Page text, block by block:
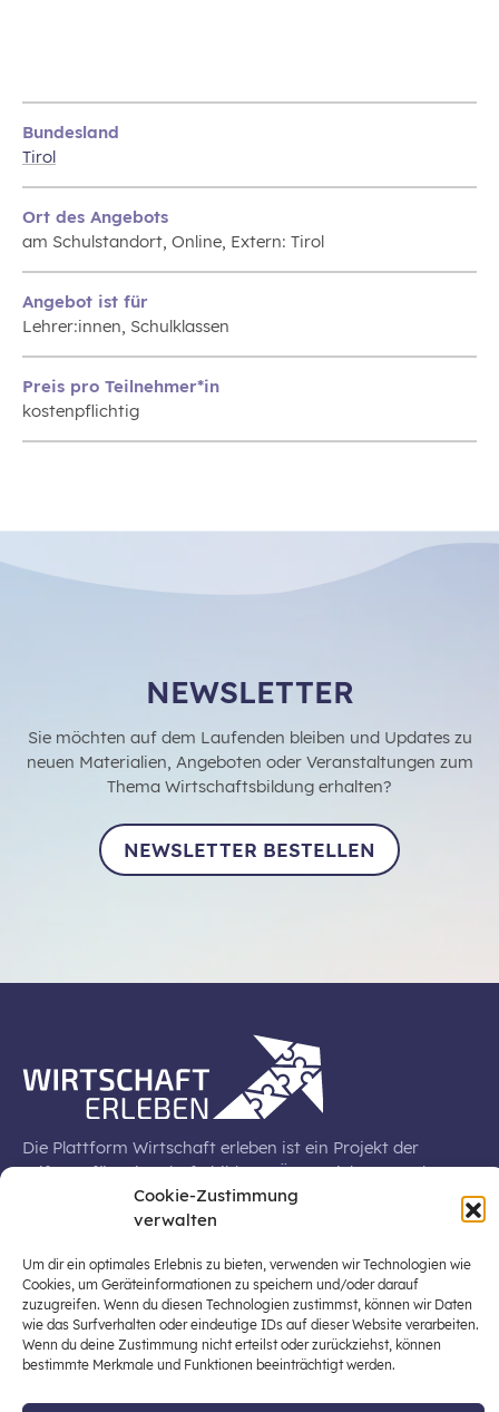
Cookie-Zustimmung
verwalten
Um dir ein optimales Erlebnis zu bieten, verwenden wir Technologien wie
Cookies, um Geräteinformationen zu speichern und/oder darauf
zuzugreifen. Wenn du diesen Technologien zustimmst, können wir Daten
wie das Surfverhalten oder eindeutige IDs auf dieser Website verarbeiten.
Wenn du deine Zustimmung nicht erteilst oder zurückziehst, können
bestimmte Merkmale und Funktionen beeinträchtigt werden.
Bundesland
Tirol
Ort des Angebots
am Schulstandort, Online, Extern: Tirol
Angebot ist für
Lehrer:innen, Schulklassen
Preis pro Teilnehmer*in
kostenpflichtig
NEWSLETTER
Sie möchten auf dem Laufenden bleiben und Updates zu
neuen Materialien, Angeboten oder Veranstaltungen zum
Thema Wirtschaftsbildung erhalten?
NEWSLETTER BESTELLEN
Die Plattform Wirtschaft erleben ist ein Projekt der
Stiftung für Wirtschaftsbildung, Österreichs zentraler
Plattform für die Stärkung und Verbreiterung einer
lebensweltbezogenen und verantwortungsvollen
(Fokus: Sekundarstufe I).